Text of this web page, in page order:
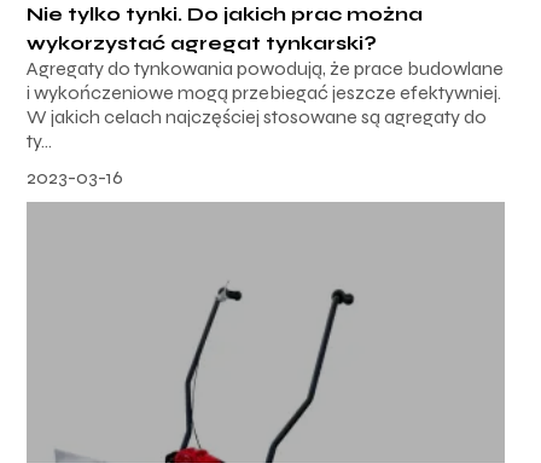
Nie tylko tynki. Do jakich prac można
wykorzystać agregat tynkarski?
Agregaty do tynkowania powodują, że prace budowlane
i wykończeniowe mogą przebiegać jeszcze efektywniej.
W jakich celach najczęściej stosowane są agregaty do
ty...
2023-03-16